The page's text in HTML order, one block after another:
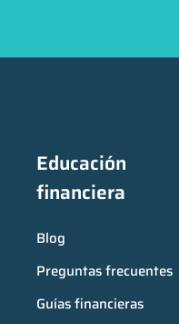
Educación
financiera
Blog
Preguntas frecuentes
Guías financieras